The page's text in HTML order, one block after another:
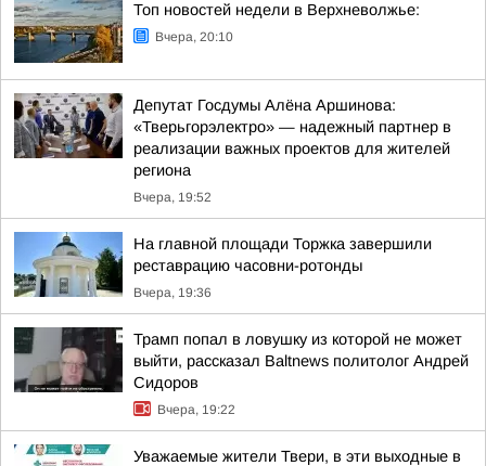
Топ новостей недели в Верхневолжье:
Вчера, 20:10
Депутат Госдумы Алёна Аршинова:
«Тверьгорэлектро» — надежный партнер в
реализации важных проектов для жителей
региона
Вчера, 19:52
На главной площади Торжка завершили
реставрацию часовни-ротонды
Вчера, 19:36
Трамп попал в ловушку из которой не может
выйти, рассказал Baltnews политолог Андрей
Сидоров
Вчера, 19:22
Уважаемые жители Твери, в эти выходные в